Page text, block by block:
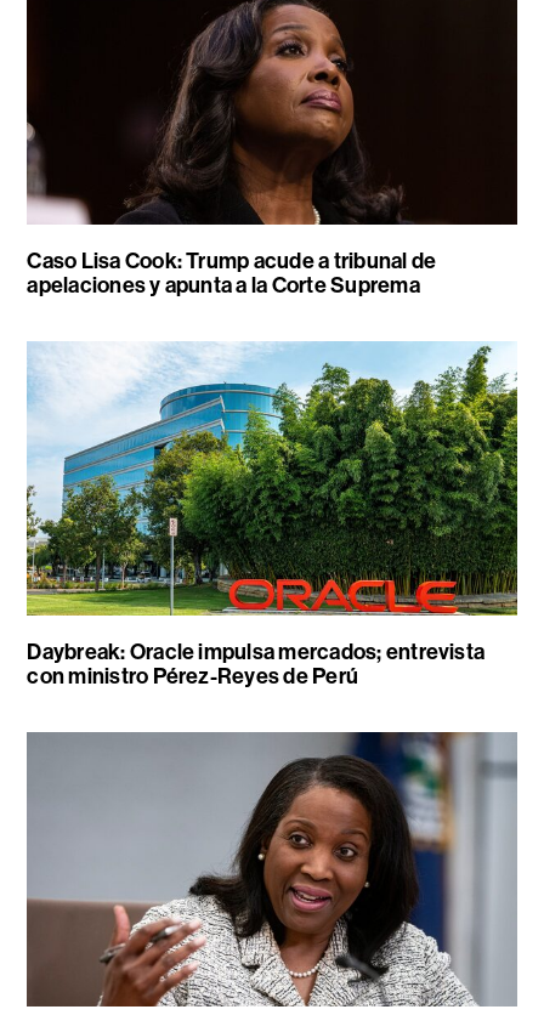
Caso Lisa Cook: Trump acude a tribunal de
apelaciones y apunta a la Corte Suprema
Daybreak: Oracle impulsa mercados; entrevista
con ministro Pérez-Reyes de Perú